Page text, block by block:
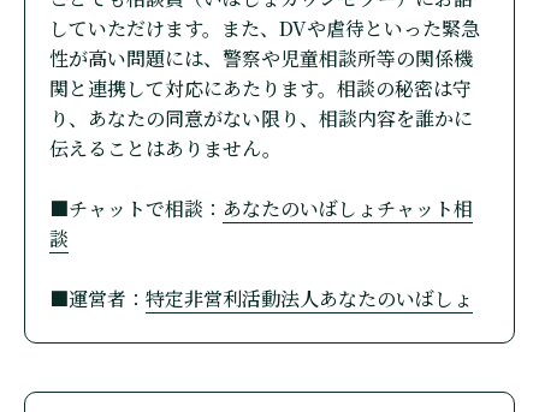
していただけます。また、DVや虐待といった緊急
性が高い問題には、警察や児童相談所等の関係機
関と連携して対応にあたります。相談の秘密は守
り、あなたの同意がない限り、相談内容を誰かに
伝えることはありません。
■チャットで相談： あなたのいばしょチャット相
談
■運営者： 特定非営利活動法人あなたのいばしょ